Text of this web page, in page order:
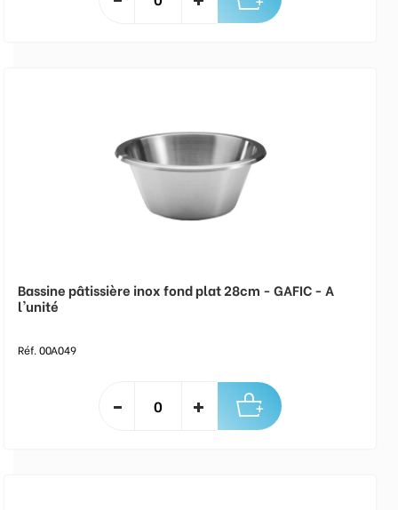
Bassine pâtissière inox fond plat 28cm - GAFIC - A
l'unité
Réf. 00A049